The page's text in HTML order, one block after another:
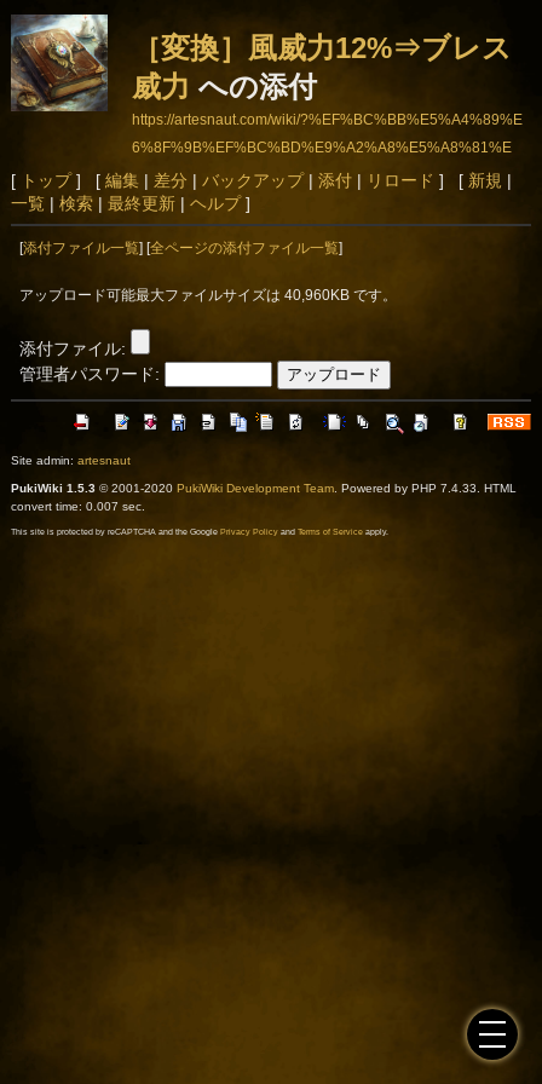
［変換］風威力12%⇒ブレス
威力 への添付
https://artesnaut.com/wiki/?%EF%BC%BB%E5%A4%89%E
6%8F%9B%EF%BC%BD%E9%A2%A8%E5%A8%81%E
5%8A%9B12%25%E2%87%92%E3%83%96%E3%83%A
C%E3%82%B9%E5%A8%81%E5%8A%9B
[ トップ] [ 編集| 差分 | バックアップ| 添付| リロード ] [ 新規 |
一覧| 検索| 最終更新| ヘルプ]
[添付ファイル一覧 ] [全ページの添付ファイル一覧
アップロード可能最大ファイルサイズは 40,960KB です。
添付ファイル:
管理者パスワード:
Site admin: artesnaut
PukiWiki 1.5.3© 2001-2020 PukiWiki Development Team. Powered by PHP 7.4.33. HTML
convert time: 0.007 sec.
This site is protected by reCAPTCHA and the Google Privacy Policyand Terms of Serviceapply.